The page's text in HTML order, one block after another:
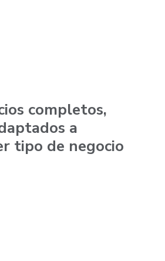
completos,
a
tipo de negocio